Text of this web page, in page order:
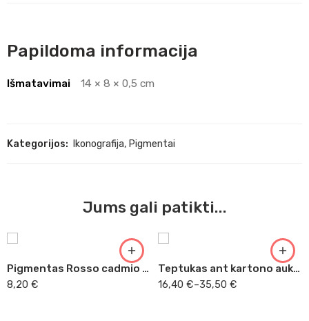
Papildoma informacija
Išmatavimai 14 × 8 × 0,5 cm
Kategorijos: Ikonografija, Pigmentai
Jums gali patikti...
Pigmentas Rosso cadmio nr.2 10g Kr
8,20 €
Teptukas ant kartono auksavimui
16,40 €–35,50 €
40 mm
70 mm
80 mm